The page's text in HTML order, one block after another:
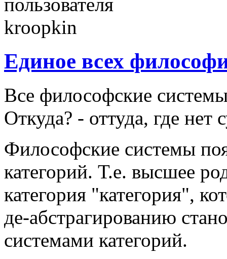
Единое всех
Все философские системы
Откуда? - оттуда, где нет
Философские системы
категорий. Т.е. высшее
категория "категория",
де-абстрагированию
системами категорий.